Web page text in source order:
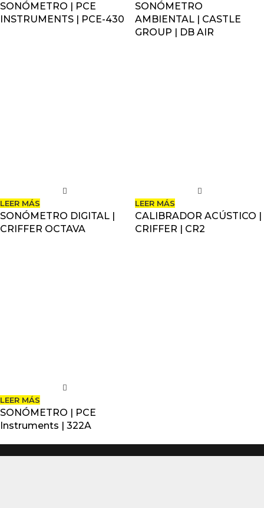
SONÓMETRO | PCE
INSTRUMENTS | PCE-430
SONÓMETRO
AMBIENTAL | CASTLE
GROUP | DB AIR
LEER MÁS
SONÓMETRO DIGITAL |
CRIFFER OCTAVA
LEER MÁS
CALIBRADOR ACÚSTICO |
CRIFFER | CR2
LEER MÁS
SONÓMETRO | PCE
Instruments | 322A